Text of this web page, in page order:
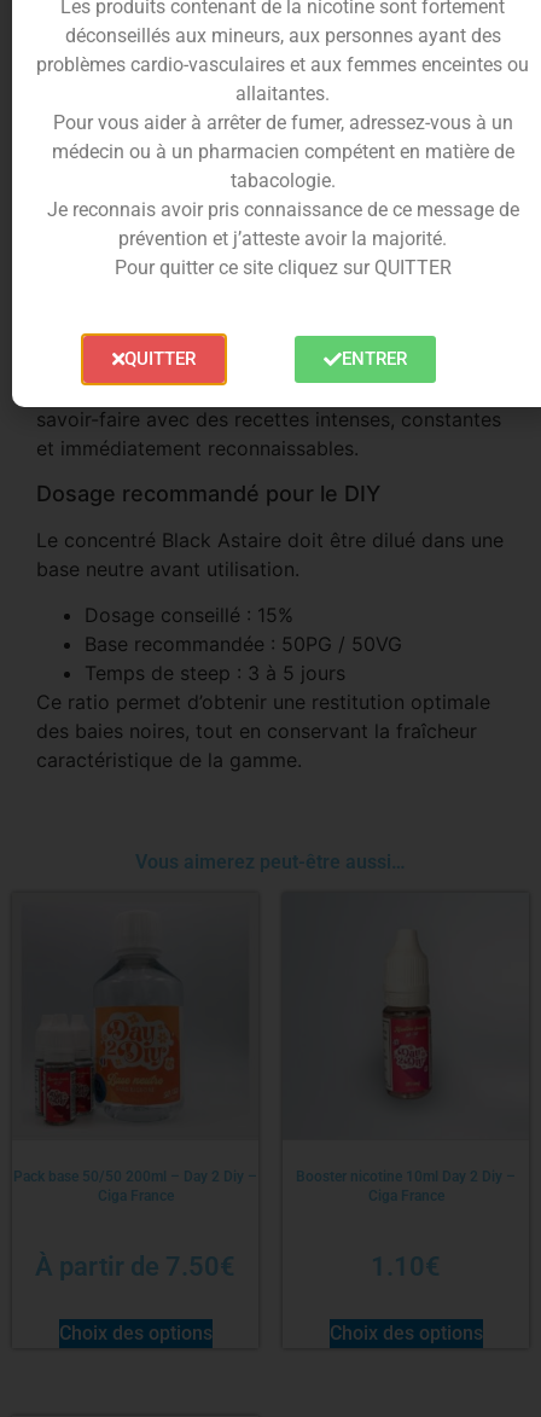
fraîche au caractère affirmé.
Format 30ml pratique et économique
Son flacon de 30ml permet de préparer facilement
de grands volumes de e-liquide DIY. Il conviendra
particulièrement aux vapoteurs recherchant une
recette fruitée fraîche plus sombre, moins axée
fruits rouges classiques.
T-Juice : l’expertise des recettes iconiques
l’international, T-Juice s’est illustré avec des
créations devenues des références. La série
Astaire, dont fait partie Black Astaire, incarne ce
savoir-faire avec des recettes intenses, constantes
et immédiatement reconnaissables.
Dosage recommandé pour le DIY
Le concentré Black Astaire doit être dilué dans une
base neutre avant utilisation.
Dosage conseillé : 15%
Base recommandée : 50PG / 50VG
Temps de steep : 3 à 5 jours
Ce ratio permet d’obtenir une restitution optimale
des baies noires, tout en conservant la fraîcheur
caractéristique de la gamme.
Vous aimerez peut-être aussi…
Pack base 50/50 200ml – Day 2 Diy –
Ciga France
À partir de 7.50€
Choix des options
Booster nicotine 10ml Day 2 Diy –
Ciga France
1.10€
Choix des options
Les produits contenant de la nicotine sont fortement
déconseillés aux mineurs, aux personnes ayant des
problèmes cardio-vasculaires et aux femmes enceintes ou
allaitantes.
Pour vous aider à arrêter de fumer, adressez-vous à un
médecin ou à un pharmacien compétent en matière de
tabacologie.
Je reconnais avoir pris connaissance de ce message de
prévention et j’atteste avoir la majorité.
Pour quitter ce site cliquez sur QUITTER
QUITTER ENTRER